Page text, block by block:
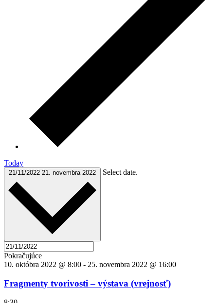
Today
21/11/2022 21. novembra 2022 Select date.
Pokračujúce
10. októbra 2022 @ 8:00 - 25. novembra 2022 @ 16:00
Fragmenty tvorivosti – výstava (vrejnosť)